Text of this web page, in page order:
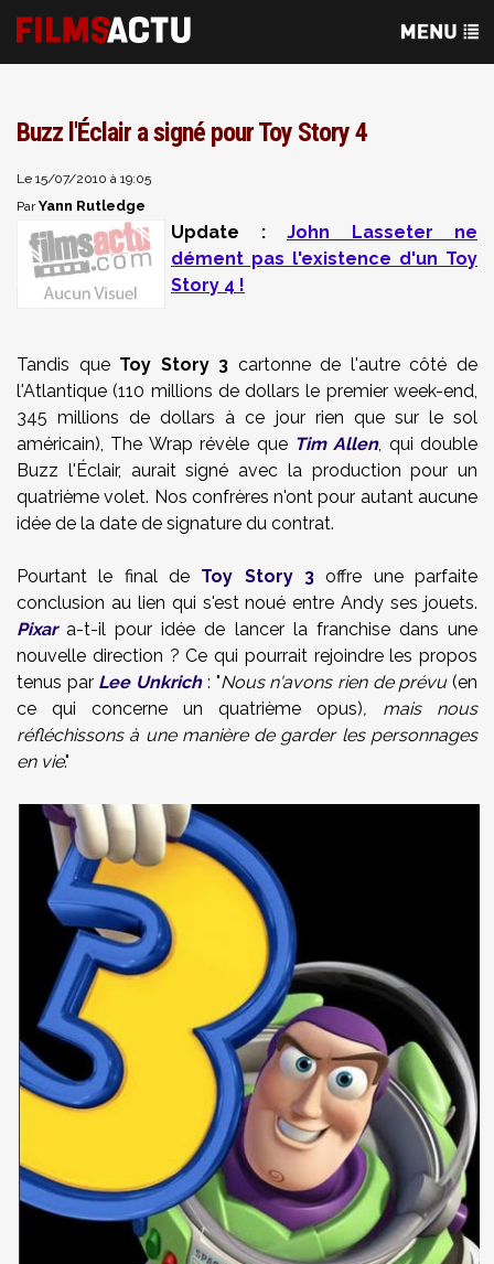
Buzz l'Éclair a signé pour Toy Story 4
Le 15/07/2010 à 19:05
ParYann Rutledge
Update : John Lasseter ne
dément pas l'existence d'un Toy
Story 4 !
Tandis que Toy Story 3 cartonne de l'autre côté de
l'Atlantique (110 millions de dollars le premier week-end,
345 millions de dollars à ce jour rien que sur le sol
américain), The Wrap révèle que Tim Allen, qui double
Buzz l'Éclair, aurait signé avec la production pour un
quatrième volet. Nos confrères n'ont pour autant aucune
idée de la date de signature du contrat.
Pourtant le final de Toy Story 3 offre une parfaite
conclusion au lien qui s'est noué entre Andy ses jouets.
Pixara-t-il pour idée de lancer la franchise dans une
nouvelle direction ? Ce qui pourrait rejoindre les propos
tenus par Lee Unkrich: "Nous n'avons rien de prévu(en
ce qui concerne un quatrième opus), mais nous
réfléchissons à une manière de garder les personnages
en vie."